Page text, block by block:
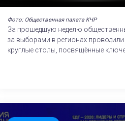
Фото: Общественная палата КЧР
За прошедшую неделю
за выборами в регионах
круглые столы, посвящённые